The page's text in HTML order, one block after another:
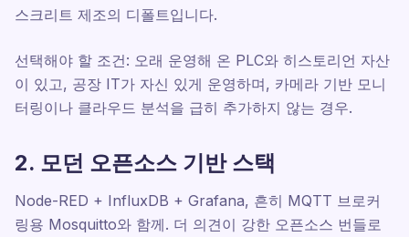
스크리트 제조의 디폴트입니다.
선택해야 할 조건: 오래 운영해 온 PLC와 히스토리언 자산
이 있고, 공장 IT가 자신 있게 운영하며, 카메라 기반 모니
터링이나 클라우드 분석을 급히 추가하지 않는 경우.
2. 모던 오픈소스 기반 스택
Node-RED + InfluxDB + Grafana, 흔히 MQTT 브로커
링용 Mosquitto와 함께. 더 의견이 강한 오픈소스 번들로